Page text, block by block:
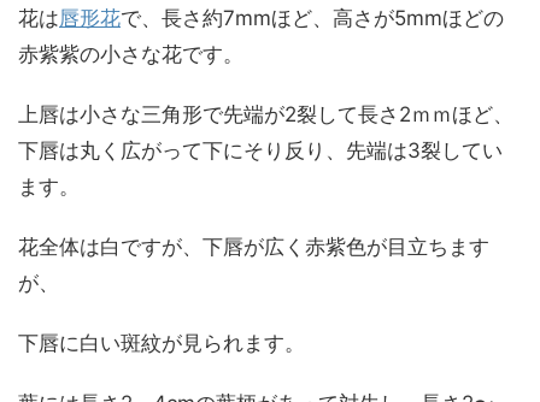
花は唇形花で、長さ約7mmほど、高さが5mmほどの
赤紫紫の小さな花です。
上唇は小さな三角形で先端が2裂して長さ2ｍｍほど、
下唇は丸く広がって下にそり反り、先端は3裂してい
ます。
花全体は白ですが、下唇が広く赤紫色が目立ちます
が、
下唇に白い斑紋が見られます。